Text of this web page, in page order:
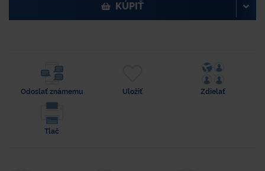
KÚPIŤ
Odoslať známemu Uložiť Zdielať
Tlač